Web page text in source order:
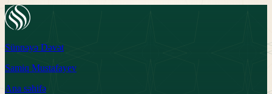
Sünnəyə Dəvət
Samiq Mustafayev
Ana səhifə